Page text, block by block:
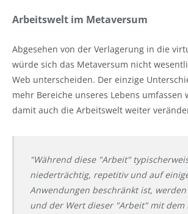
Arbeitswelt im Metaversum
Abgesehen von der Verlagerung in die
würde sich das Metaversum nicht
Web unterscheiden. Der einzige
mehr Bereiche unseres Lebens umfassen
damit auch die Arbeitswelt weiter
"Während diese "Arbeit"
niederträchtig, repetitiv und auf
Anwendungen beschränkt ist,
und der Wert dieser "Arbeit" mit dem